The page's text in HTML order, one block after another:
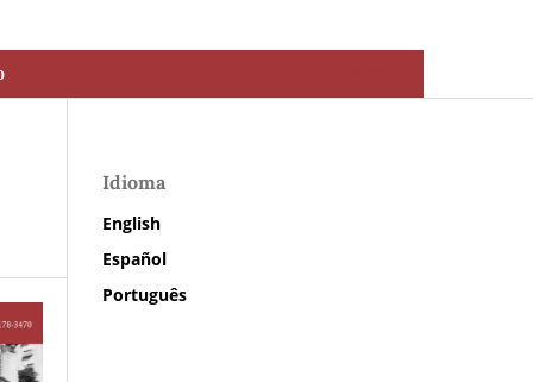
Idioma
English
Español
Português